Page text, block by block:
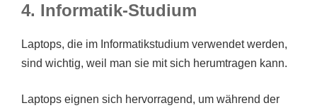
4. Informatik-Studium
Laptops, die im Informatikstudium verwendet werden,
sind wichtig, weil man sie mit sich herumtragen kann.
Laptops eignen sich hervorragend, um während der